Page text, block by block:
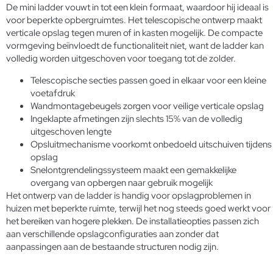
De mini ladder vouwt in tot een klein formaat, waardoor hij ideaal is
voor beperkte opbergruimtes. Het telescopische ontwerp maakt
verticale opslag tegen muren of in kasten mogelijk. De compacte
vormgeving beïnvloedt de functionaliteit niet, want de ladder kan
volledig worden uitgeschoven voor toegang tot de zolder.
Telescopische secties passen goed in elkaar voor een kleine
voetafdruk
Wandmontagebeugels zorgen voor veilige verticale opslag
Ingeklapte afmetingen zijn slechts 15% van de volledig
uitgeschoven lengte
Opsluitmechanisme voorkomt onbedoeld uitschuiven tijdens
opslag
Snelontgrendelingssysteem maakt een gemakkelijke
overgang van opbergen naar gebruik mogelijk
Het ontwerp van de ladder is handig voor opslagproblemen in
huizen met beperkte ruimte, terwijl het nog steeds goed werkt voor
het bereiken van hogere plekken. De installatieopties passen zich
aan verschillende opslagconfiguraties aan zonder dat
aanpassingen aan de bestaande structuren nodig zijn.